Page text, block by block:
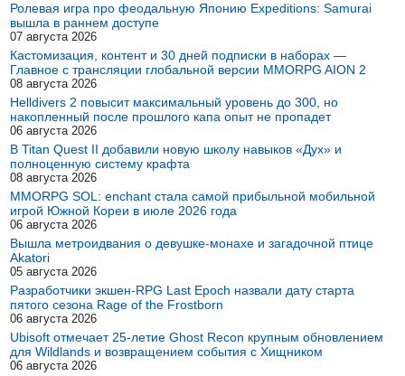
Ролевая игра про феодальную Японию Expeditions: Samurai
вышла в раннем доступе
07 августа 2026
Кастомизация, контент и 30 дней подписки в наборах —
Главное с трансляции глобальной версии MMORPG AION 2
08 августа 2026
Helldivers 2 повысит максимальный уровень до 300, но
накопленный после прошлого капа опыт не пропадет
06 августа 2026
В Titan Quest II добавили новую школу навыков «Дух» и
полноценную систему крафта
08 августа 2026
MMORPG SOL: enchant стала самой прибыльной мобильной
игрой Южной Кореи в июле 2026 года
06 августа 2026
Вышла метроидвания о девушке-монахе и загадочной птице
Akatori
05 августа 2026
Разработчики экшен-RPG Last Epoch назвали дату старта
пятого сезона Rage of the Frostborn
06 августа 2026
Ubisoft отмечает 25-летие Ghost Recon крупным обновлением
для Wildlands и возвращением события с Хищником
06 августа 2026